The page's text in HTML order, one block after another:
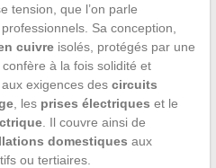
tension, que l’on parle
Sa conception,
cuivreisolés, protégés par une
confère à la fois solidité et
exigences des circuits
, les prises électriques et le
. Il couvre ainsi de
domestiques aux
ou tertiaires.